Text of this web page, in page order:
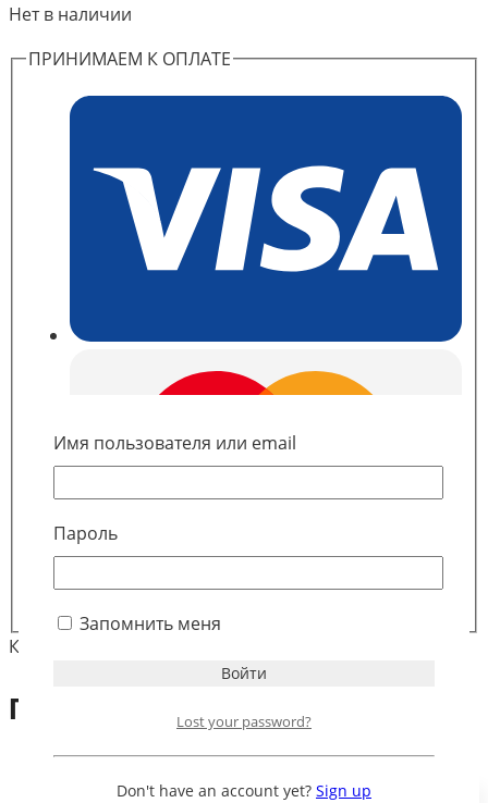
Нет в наличии
ПРИНИМАЕМ К ОПЛАТЕ
Категория:
Похожие
Имя пользователя или email
Пароль
Запомнить меня
Lost your password?
Don't have an account yet? Sign up